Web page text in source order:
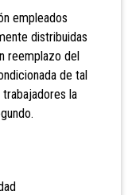
empleados
distribuidas
reemplazo del
de tal
la